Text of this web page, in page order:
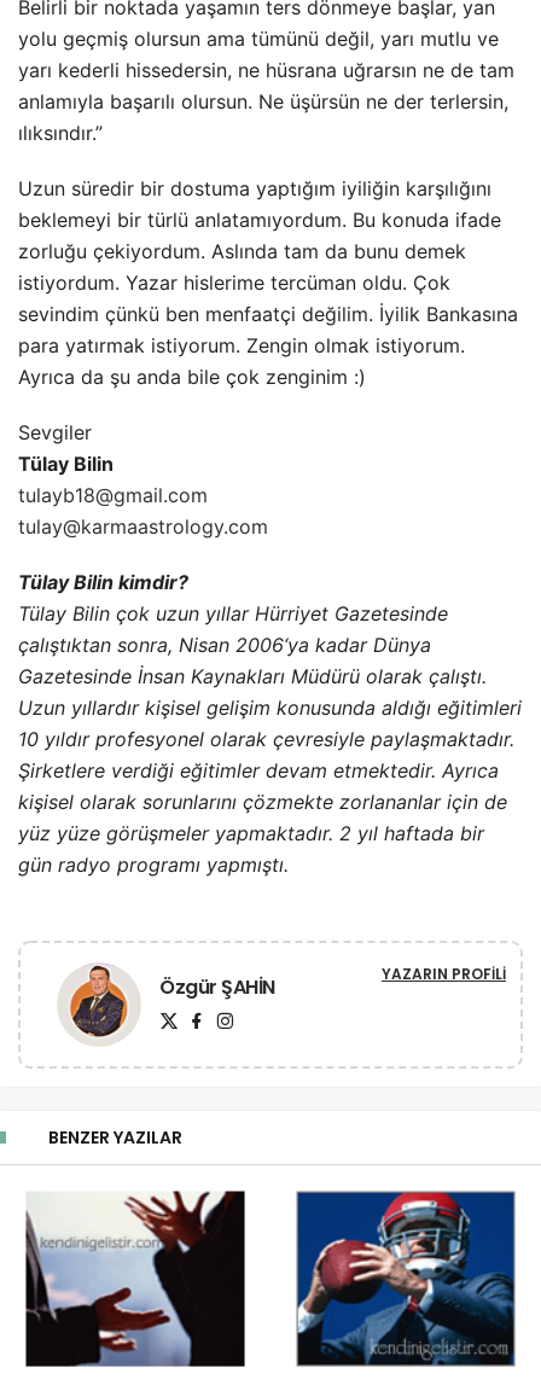
Belirli bir noktada yaşamın ters dönmeye başlar, yan
yolu geçmiş olursun ama tümünü değil, yarı mutlu ve
yarı kederli hissedersin, ne hüsrana uğrarsın ne de tam
anlamıyla başarılı olursun. Ne üşürsün ne der terlersin,
ılıksındır.”
Uzun süredir bir dostuma yaptığım iyiliğin karşılığını
beklemeyi bir türlü anlatamıyordum. Bu konuda ifade
zorluğu çekiyordum. Aslında tam da bunu demek
istiyordum. Yazar hislerime tercüman oldu. Çok
sevindim çünkü ben menfaatçi değilim. İyilik Bankasına
para yatırmak istiyorum. Zengin olmak istiyorum.
Ayrıca da şu anda bile çok zenginim :)
Sevgiler
Tülay Bilin
tulayb18@gmail.com
tulay@karmaastrology.com
Tülay Bilin kimdir?
Tülay Bilin çok uzun yıllar Hürriyet Gazetesinde
çalıştıktan sonra, Nisan 2006‘ya kadar Dünya
Gazetesinde İnsan Kaynakları Müdürü olarak çalıştı.
Uzun yıllardır kişisel gelişim konusunda aldığı eğitimleri
10 yıldır profesyonel olarak çevresiyle paylaşmaktadır.
Şirketlere verdiği eğitimler devam etmektedir. Ayrıca
kişisel olarak sorunlarını çözmekte zorlananlar için de
yüz yüze görüşmeler yapmaktadır. 2 yıl haftada bir
gün radyo programı yapmıştı.
Özgür ŞAHİN YAZARIN PROFILI
BENZER YAZILAR